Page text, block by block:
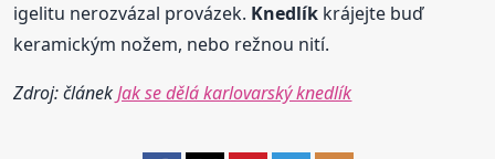
igelitu nerozvázal provázek. Knedlík krájejte buď
keramickým nožem, nebo režnou nití.
Zdroj: článekJak se dělá karlovarský knedlík